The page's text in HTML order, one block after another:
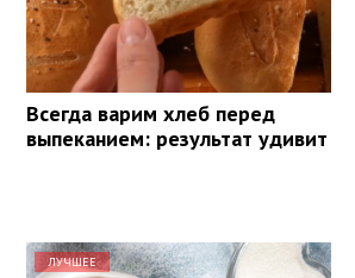
Всегда варим хлеб перед
выпеканием: результат удивит
ЛУЧШЕЕ